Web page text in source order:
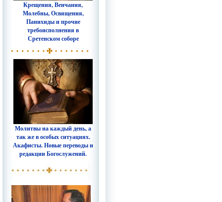
Крещения, Венчания,
Молебны, Освящения,
Панихиды и прочие
требоисполнения в
Сретенском соборе
Молитвы на каждый день, а
так же в особых ситуациях.
Акафисты. Новые переводы и
редакции Богослужений.